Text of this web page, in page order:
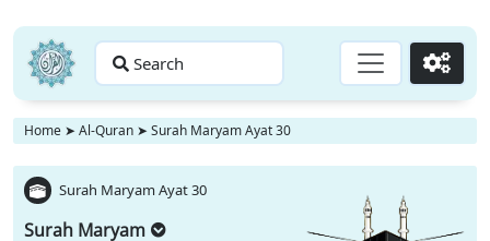
Search Go
Home ➤ Al-Quran ➤ Surah Maryam Ayat 30
Surah Maryam Ayat 30
Surah Maryam